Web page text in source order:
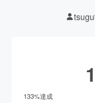
133%達成